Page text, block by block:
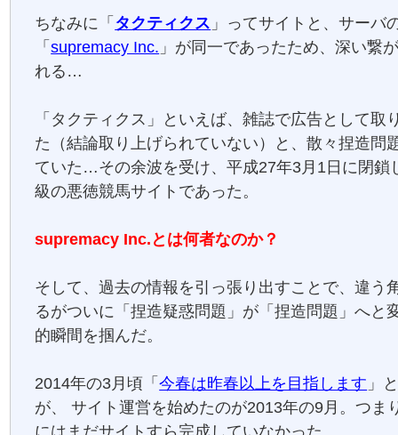
ちなみに「 タクティクス 」ってサイトと、サーバ
「supremacy Inc. 」が同一であったため、深い繋
れる…
「タクティクス」といえば、雑誌で広告として取
た（結論取り上げられていない）と、散々捏造問
ていた…その余波を受け、平成27年3月1日に閉鎖
級の悪徳競馬サイトであった。
supremacy Inc.とは何者なのか？
そして、過去の情報を引っ張り出すことで、違う
るがついに「捏造疑惑問題」が「捏造問題」へと
的瞬間を掴んだ。
2014年の3月頃「今春は昨春以上を目指します 」
が、 サイト運営を始めたのが2013年の9月。つま